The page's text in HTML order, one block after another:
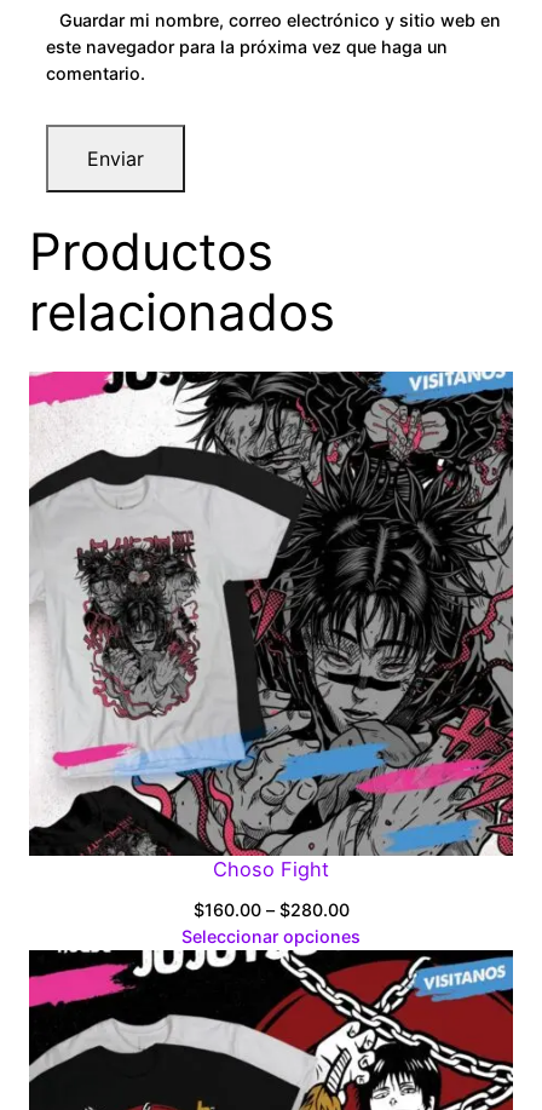
Guardar mi nombre, correo electrónico y sitio web en
este navegador para la próxima vez que haga un
comentario.
Productos
relacionados
Choso Fight
$160.00 – $280.00Price
range:
$160.00
through
$280.00
Seleccionar opciones